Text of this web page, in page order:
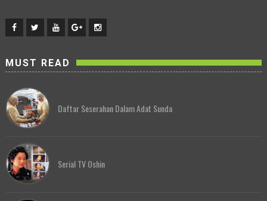
MUST READ
Daftar Seserahan Dalam Adat Sunda
Serial TV Oshin